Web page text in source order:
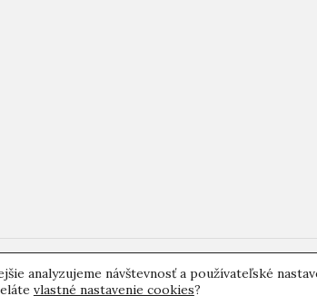
Ovocné destiláty Predaj alkoholu Slovenské destiláty
analyzujeme návštevnosť a používateľské
vlastné nastavenie cookies?